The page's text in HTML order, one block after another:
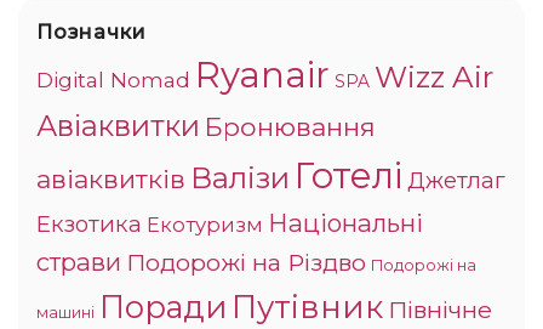
Позначки
Digital Nomad Ryanair SPA Wizz Air
Авіаквитки Бронювання
авіаквитків Валізи Готелі Джетлаг
Екзотика Екотуризм Національні
страви Подорожі на Різдво Подорожі на
машині Поради Путівник Північне